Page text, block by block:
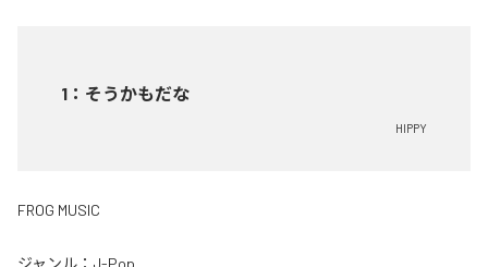
1 ： そうかもだな
HIPPY
FROG MUSIC